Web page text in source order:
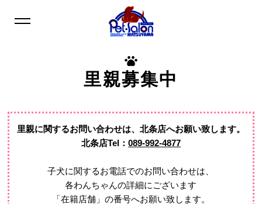
里親募集中
里親に関するお問い合わせは、 北条店へお願い致します。
北条店Tel： 089-992-4877
子犬に関するお電話でのお問い合わせは、
各わんちゃんの詳細にございます
「在籍店舗」の番号へお願い致します。